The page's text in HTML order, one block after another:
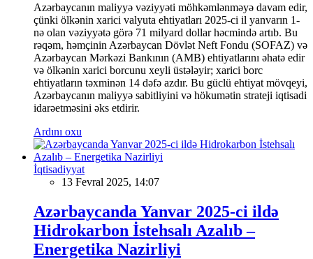
Azərbaycanın maliyyə vəziyyəti möhkəmlənməyə davam edir,
çünki ölkənin xarici valyuta ehtiyatları 2025-ci il yanvarın 1-
nə olan vəziyyətə görə 71 milyard dollar həcmində artıb. Bu
rəqəm, həmçinin Azərbaycan Dövlət Neft Fondu (SOFAZ) və
Azərbaycan Mərkəzi Bankının (AMB) ehtiyatlarını əhatə edir
və ölkənin xarici borcunu xeyli üstələyir; xarici borc
ehtiyatların təxminən 14 dəfə azdır. Bu güclü ehtiyat mövqeyi,
Azərbaycanın maliyyə sabitliyini və hökumətin strateji iqtisadi
idarəetməsini əks etdirir.
Ardını oxu
İqtisadiyyat
13 Fevral 2025, 14:07
Azərbaycanda Yanvar 2025-ci ildə
Hidrokarbon İstehsalı Azalıb –
Energetika Nazirliyi